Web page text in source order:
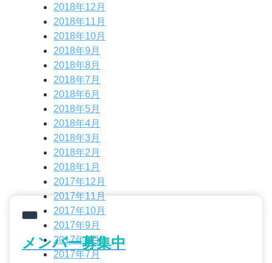
2018年12月
2018年11月
2018年10月
2018年9月
2018年8月
2018年7月
2018年6月
2018年5月
2018年4月
2018年3月
2018年2月
2018年1月
2017年12月
2017年11月
2017年10月
2017年9月
2017年8月
2017年7月
メンバー募集中